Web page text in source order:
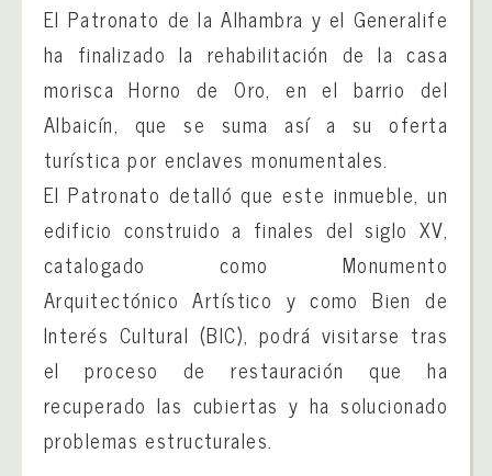
El Patronato de la Alhambra y el Generalife
ha finalizado la rehabilitación de la casa
morisca Horno de Oro, en el barrio del
Albaicín, que se suma así a su oferta
turística por enclaves monumentales.
El Patronato detalló que este inmueble, un
edificio construido a finales del siglo XV,
catalogado como Monumento
Arquitectónico Artístico y como Bien de
Interés Cultural (BIC), podrá visitarse tras
el proceso de restauración que ha
recuperado las cubiertas y ha solucionado
problemas estructurales.